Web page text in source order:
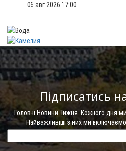
06 авг 2026 17:00
Підписатись
Головні Новини Тижня. Кожного дня
Найважливіші з них ми